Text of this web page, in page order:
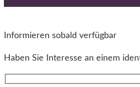
Informieren sobald verfügbar
Haben Sie Interesse an einem